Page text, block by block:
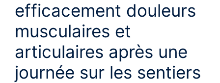
efficacement douleurs
musculaires et
articulaires après une
journée sur les sentiers